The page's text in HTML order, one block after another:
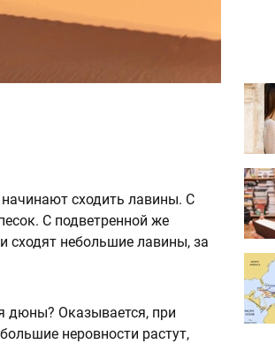
начинают сходить лавины. С
С подветренной же
сходят небольшие лавины, за
дюны? Оказывается, при
неровности растут,